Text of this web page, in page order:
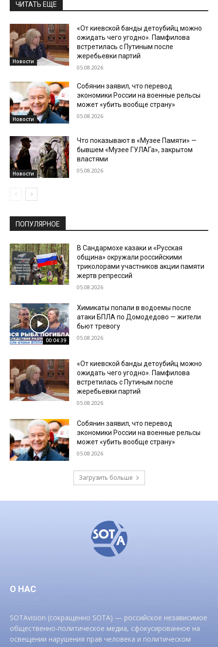
ЧИТАТЬ ЕЩЕ
Новости
«От киевской банды детоубийц можно
ожидать чего угодно». Памфилова
встретилась с Путиным после
жеребьевки партий
05.08.2026
Новости
Собянин заявил, что перевод
экономики России на военные рельсы
может «убить вообще страну»
05.08.2026
Новости
Что показывают в «Музее Памяти» —
бывшем «Музее ГУЛАГа», закрытом
властями
05.08.2026
ПОПУЛЯРНОЕ
В Сандармохе казаки и «Русская
община» окружали российскими
триколорами участников акции памяти
жертв репрессий
05.08.2026
00:04:39
Химикаты попали в водоемы после
атаки БПЛА по Домодедово — жители
бьют тревогу
05.08.2026
«От киевской банды детоубийц можно
ожидать чего угодно». Памфилова
встретилась с Путиным после
жеребьевки партий
05.08.2026
Собянин заявил, что перевод
экономики России на военные рельсы
может «убить вообще страну»
05.08.2026
Загрузить больше
О НАС
SOTAvision (сокращенно SOTA) — российское независимое
общественно-политическое медиа, сфокусированное на
освещении нарушения прав человека и политическом